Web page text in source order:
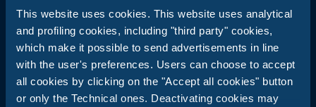
This website uses cookies. This website uses analytical
and profiling cookies, including "third party" cookies,
which make it possible to send advertisements in line
with the user's preferences. Users can choose to accept
all cookies by clicking on the "Accept all cookies" button
or only the Technical ones. Deactivating cookies may
wzdłuż wybrzeży najpopularniejszych włoskich letnich
miejscowości wypoczynkowych.
Centrala rezerwacji:
+39 0543 24108
Dla agencji i touroperatorów:
+39 0543 1908711(pon.-pt. / 09:00-18:00)